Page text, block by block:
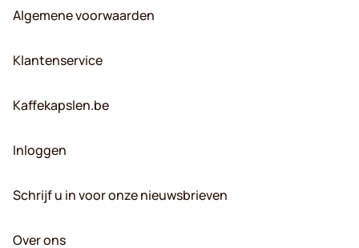
Algemene voorwaarden
Klantenservice
Kaffekapslen.be
Inloggen
Schrijf u in voor onze nieuwsbrieven
Over ons